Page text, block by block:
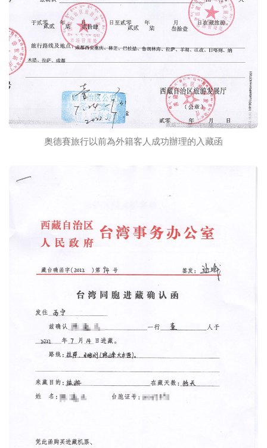
奧德賽旅行以前為外籍客人成功辦理的入藏函